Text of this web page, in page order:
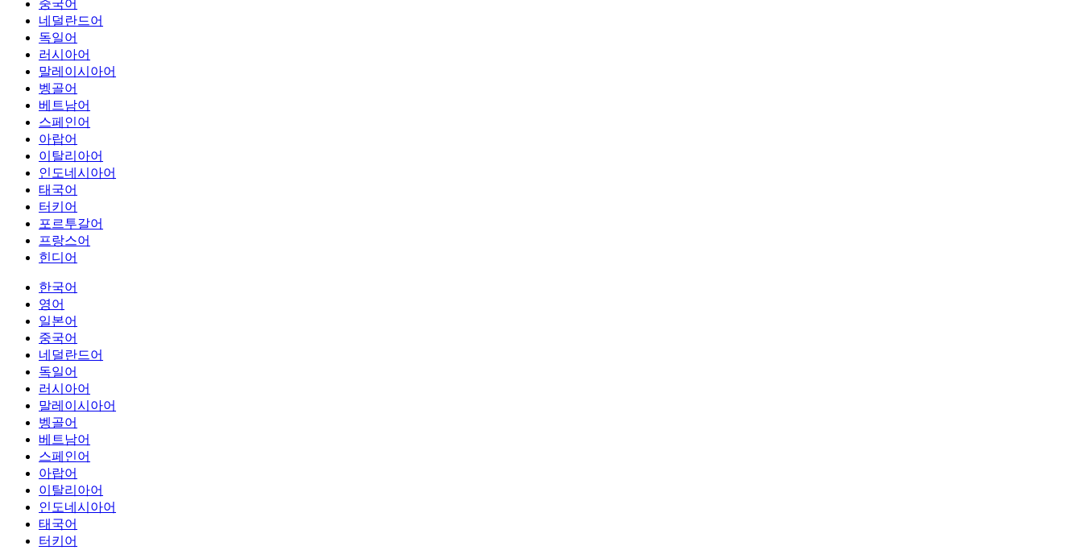
중국어
네덜란드어
독일어
러시아어
말레이시아어
벵골어
베트남어
스페인어
아랍어
이탈리아어
인도네시아어
태국어
터키어
포르투갈어
프랑스어
힌디어
한국어
영어
일본어
중국어
네덜란드어
독일어
러시아어
말레이시아어
벵골어
베트남어
스페인어
아랍어
이탈리아어
인도네시아어
태국어
터키어